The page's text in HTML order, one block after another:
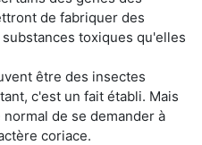
de fabriquer des
toxiques qu'elles
être des insectes
c'est un fait établi. Mais
de se demander à
coriace.